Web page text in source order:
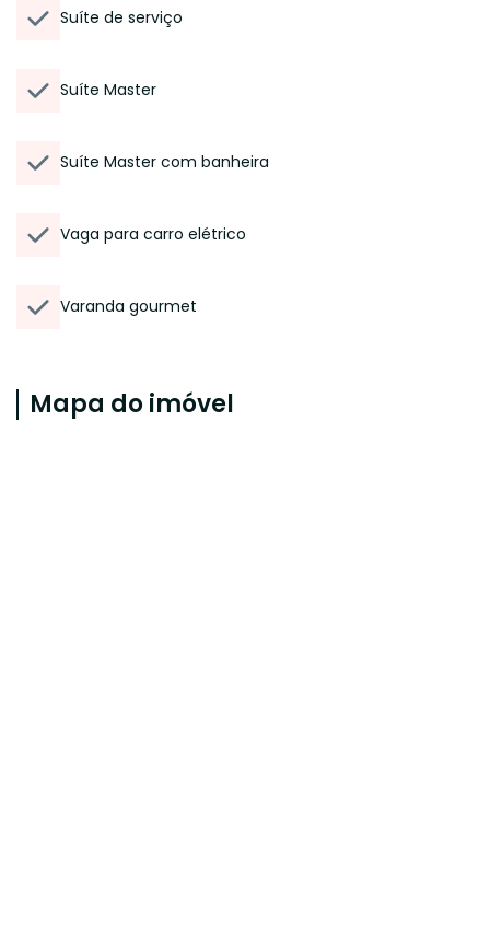
Suíte de serviço
Suíte Master
Suíte Master com banheira
Vaga para carro elétrico
Varanda gourmet
Mapa do imóvel